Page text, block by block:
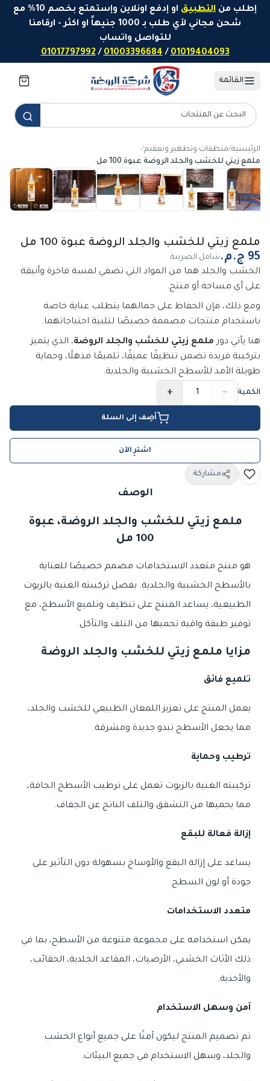
تخطَّ إلى المحتوى
إطلب من التطبيق
او إدفع اونلاين وإستمتع بخصم 10% مع
شحن مجاني لأي طلب بـ 1000 جنيهاً او اكثر - ارقامنا
للتواصل واتساب
01019404093
/
01003396684
/
01017797992
القائمة
الرئيسية/منظفات وتطهير وتعقيم/
ملمع زيتي للخشب والجلد الروضة عبوة 100 مل
ملمع زيتي للخشب والجلد الروضة عبوة 100 مل
شامل الضريبة
الخشب والجلد هما من المواد التي تضفي لمسة فاخرة وأنيقة
على أي مساحة أو منتج.
ومع ذلك، فإن الحفاظ على جمالهما يتطلب عناية خاصة
باستخدام منتجات مصممة خصيصًا لتلبية احتياجاتهما.
هنا يأتي دور ملمع زيتي للخشب والجلد الروضة، الذي يتميز
بتركيبة فريدة تضمن تنظيفًا عميقًا، تلميعًا مذهلًا، وحماية
طويلة الأمد للأسطح الخشبية والجلدية.
الكمية −
+
أضِف إلى السلة
اشترِ الآن
مشاركة
الوصف
ملمع زيتي للخشب والجلد الروضة، عبوة
100 مل
هو منتج متعدد الاستخدامات مصمم خصيصًا للعناية
بالأسطح الخشبية والجلدية. بفضل تركيبته الغنية بالزيوت
الطبيعية، يساعد المنتج على تنظيف وتلميع الأسطح، مع
توفير طبقة واقية تحميها من التلف والتآكل.
مزايا ملمع زيتي للخشب والجلد الروضة
تلميع فائق
يعمل المنتج على تعزيز اللمعان الطبيعي للخشب والجلد،
مما يجعل الأسطح تبدو جديدة ومشرقة.
ترطيب وحماية
تركيبته الغنية بالزيوت تعمل على ترطيب الأسطح الجافة،
مما يحميها من التشقق والتلف الناتج عن الجفاف.
إزالة فعالة للبقع
يساعد على إزالة البقع والأوساخ بسهولة دون التأثير على
جودة أو لون السطح.
متعدد الاستخدامات
يمكن استخدامه على مجموعة متنوعة من الأسطح، بما في
ذلك الأثاث الخشبي، الأرضيات، المقاعد الجلدية، الحقائب،
والأحذية.
آمن وسهل الاستخدام
تم تصميم المنتج ليكون آمنًا على جميع أنواع الخشب
والجلد، وسهل الاستخدام في جميع البيئات.